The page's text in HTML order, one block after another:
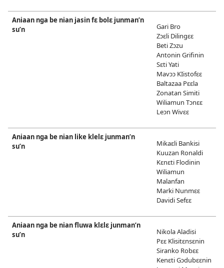
Aniaan nga be nian jasin fɛ bolɛ junman’n
su’n
Gari Bro
Zɔɛli Dilingɛɛ
Beti Zɔzu
Antonin Grifinin
Sɛti Yati
Mavɔɔ KIistofɛɛ
Baltazaa Pɛɛla
Zonatan Simiti
Wiliamun Tɔnɛɛ
Leɔn Wivɛɛ
Aniaan nga be nian like klelɛ junman’n
su’n
Mikaɛli Bankisi
Kuuzan Ronaldi
Kɛnɛti Flodinin
Wiliamun
Malanfan
Marki Nunmɛɛ
Davidi Sefɛɛ
Aniaan nga be nian fluwa klɛlɛ junman’n
su’n
Nikola Aladisi
Pɛɛ Klisitɛnsɛnin
Siranko Robɛɛ
Kenɛti Gɔdubɛɛnin